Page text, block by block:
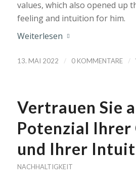
values, which also opened up
feeling and intuition for him.
Weiterlesen
13. MAI 2022 / 0 KOMMENTARE /
Vertrauen Sie
Potenzial Ihrer
und Ihrer
NACHHALTIGKEIT